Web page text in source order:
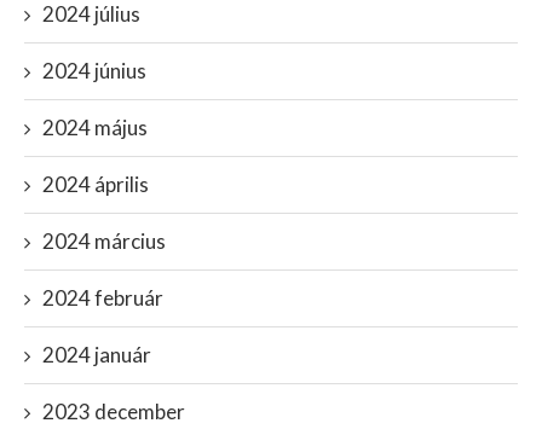
2024 július
2024 június
2024 május
2024 április
2024 március
2024 február
2024 január
2023 december